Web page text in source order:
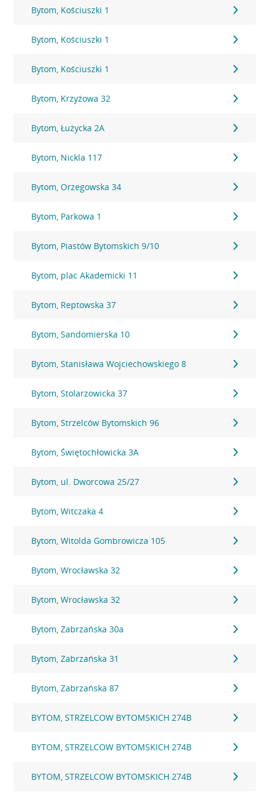
Bytom, Kościuszki 1
Bytom, Kościuszki 1
Bytom, Kościuszki 1
Bytom, Krzyżowa 32
Bytom, Łużycka 2A
Bytom, Nickla 117
Bytom, Orzegowska 34
Bytom, Parkowa 1
Bytom, Piastów Bytomskich 9/10
Bytom, plac Akademicki 11
Bytom, Reptowska 37
Bytom, Sandomierska 10
Bytom, Stanisława Wojciechowskiego 8
Bytom, Stolarzowicka 37
Bytom, Strzelców Bytomskich 96
Bytom, Świętochłowicka 3A
Bytom, ul. Dworcowa 25/27
Bytom, Witczaka 4
Bytom, Witolda Gombrowicza 105
Bytom, Wrocławska 32
Bytom, Wrocławska 32
Bytom, Zabrzańska 30a
Bytom, Zabrzańska 31
Bytom, Zabrzańska 87
BYTOM, STRZELCOW BYTOMSKICH 274B
BYTOM, STRZELCOW BYTOMSKICH 274B
BYTOM, STRZELCOW BYTOMSKICH 274B